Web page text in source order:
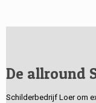
De allround
Schilderbedrijf Loer om